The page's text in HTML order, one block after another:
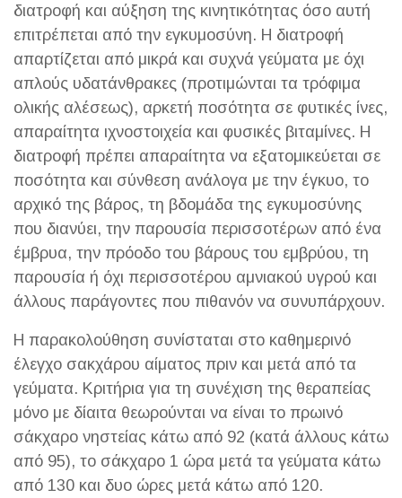
διατροφή και αύξηση της κινητικότητας όσο αυτή
επιτρέπεται από την εγκυμοσύνη. Η διατροφή
απαρτίζεται από μικρά και συχνά γεύματα με όχι
απλούς υδατάνθρακες (προτιμώνται τα τρόφιμα
ολικής αλέσεως), αρκετή ποσότητα σε φυτικές ίνες,
απαραίτητα ιχνοστοιχεία και φυσικές βιταμίνες. Η
διατροφή πρέπει απαραίτητα να εξατομικεύεται σε
ποσότητα και σύνθεση ανάλογα με την έγκυο, το
αρχικό της βάρος, τη βδομάδα της εγκυμοσύνης
που διανύει, την παρουσία περισσοτέρων από ένα
έμβρυα, την πρόοδο του βάρους του εμβρύου, τη
παρουσία ή όχι περισσοτέρου αμνιακού υγρού και
άλλους παράγοντες που πιθανόν να συνυπάρχουν.
Η παρακολούθηση συνίσταται στο καθημερινό
έλεγχο σακχάρου αίματος πριν και μετά από τα
γεύματα. Κριτήρια για τη συνέχιση της θεραπείας
μόνο με δίαιτα θεωρούνται να είναι το πρωινό
σάκχαρο νηστείας κάτω από 92 (κατά άλλους κάτω
από 95), το σάκχαρο 1 ώρα μετά τα γεύματα κάτω
από 130 και δυο ώρες μετά κάτω από 120.